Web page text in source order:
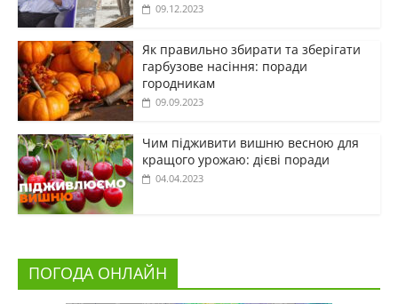
09.12.2023
Як правильно збирати та зберігати
гарбузове насіння: поради
городникам
09.09.2023
Чим підживити вишню весною для
кращого урожаю: дієві поради
04.04.2023
ПОГОДА ОНЛАЙН